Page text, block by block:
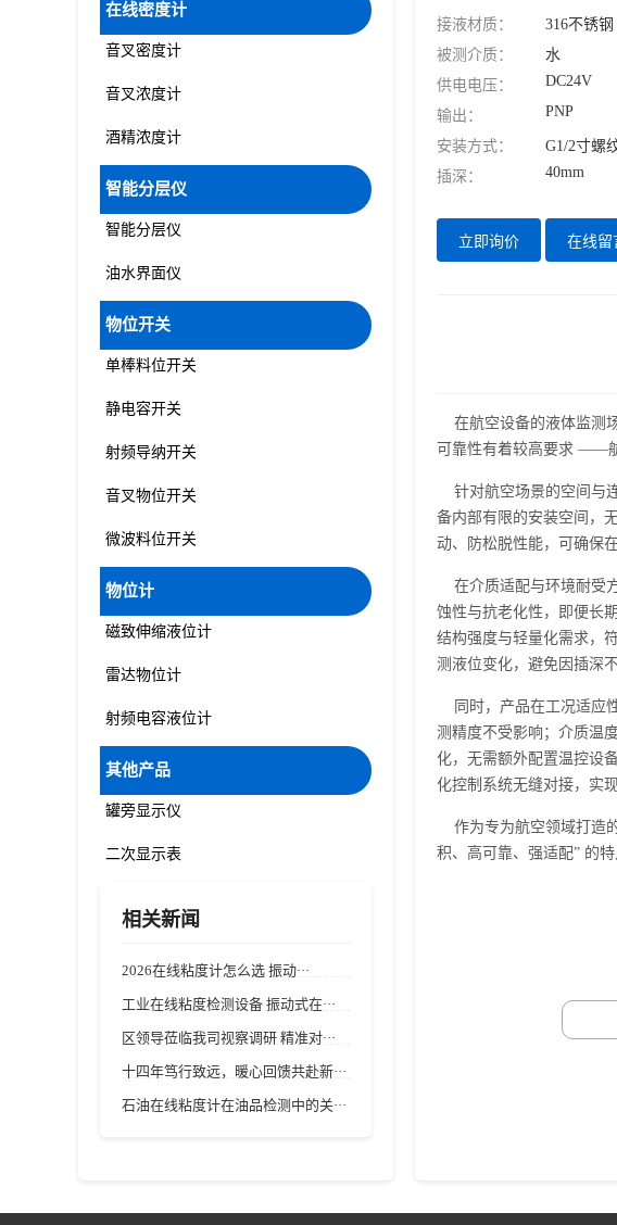
在线密度计
音叉密度计
音叉浓度计
酒精浓度计
智能分层仪
智能分层仪
油水界面仪
物位开关
单棒料位开关
静电容开关
射频导纳开关
音叉物位开关
微波料位开关
物位计
磁致伸缩液位计
雷达物位计
射频电容液位计
其他产品
罐旁显示仪
二次显示表
相关新闻
2026在线粘度计怎么选 振动···
工业在线粘度检测设备 振动式在···
区领导莅临我司视察调研 精准对···
十四年笃行致远，暖心回馈共赴新···
石油在线粘度计在油品检测中的关···
接液材质：
316不锈钢
被测介质：
水
供电电压：
DC24V
输出： PNP
安装方式：
G1/2寸螺
插深：
40mm
立即询价 在线留
在航空设备的液体监测
可靠性有着较高要求 ——
针对航空场景的空间与
备内部有限的安装空间，
动、防松脱性能，可确保
在介质适配与环境耐受
蚀性与抗老化性，即便长
结构强度与轻量化需求，
测液位变化，避免因插深
同时，产品在工况适应
测精度不受影响；介质温
化，无需额外配置温控设
化控制系统无缝对接，实
作为专为航空领域打造
积、高可靠、强适配” 的